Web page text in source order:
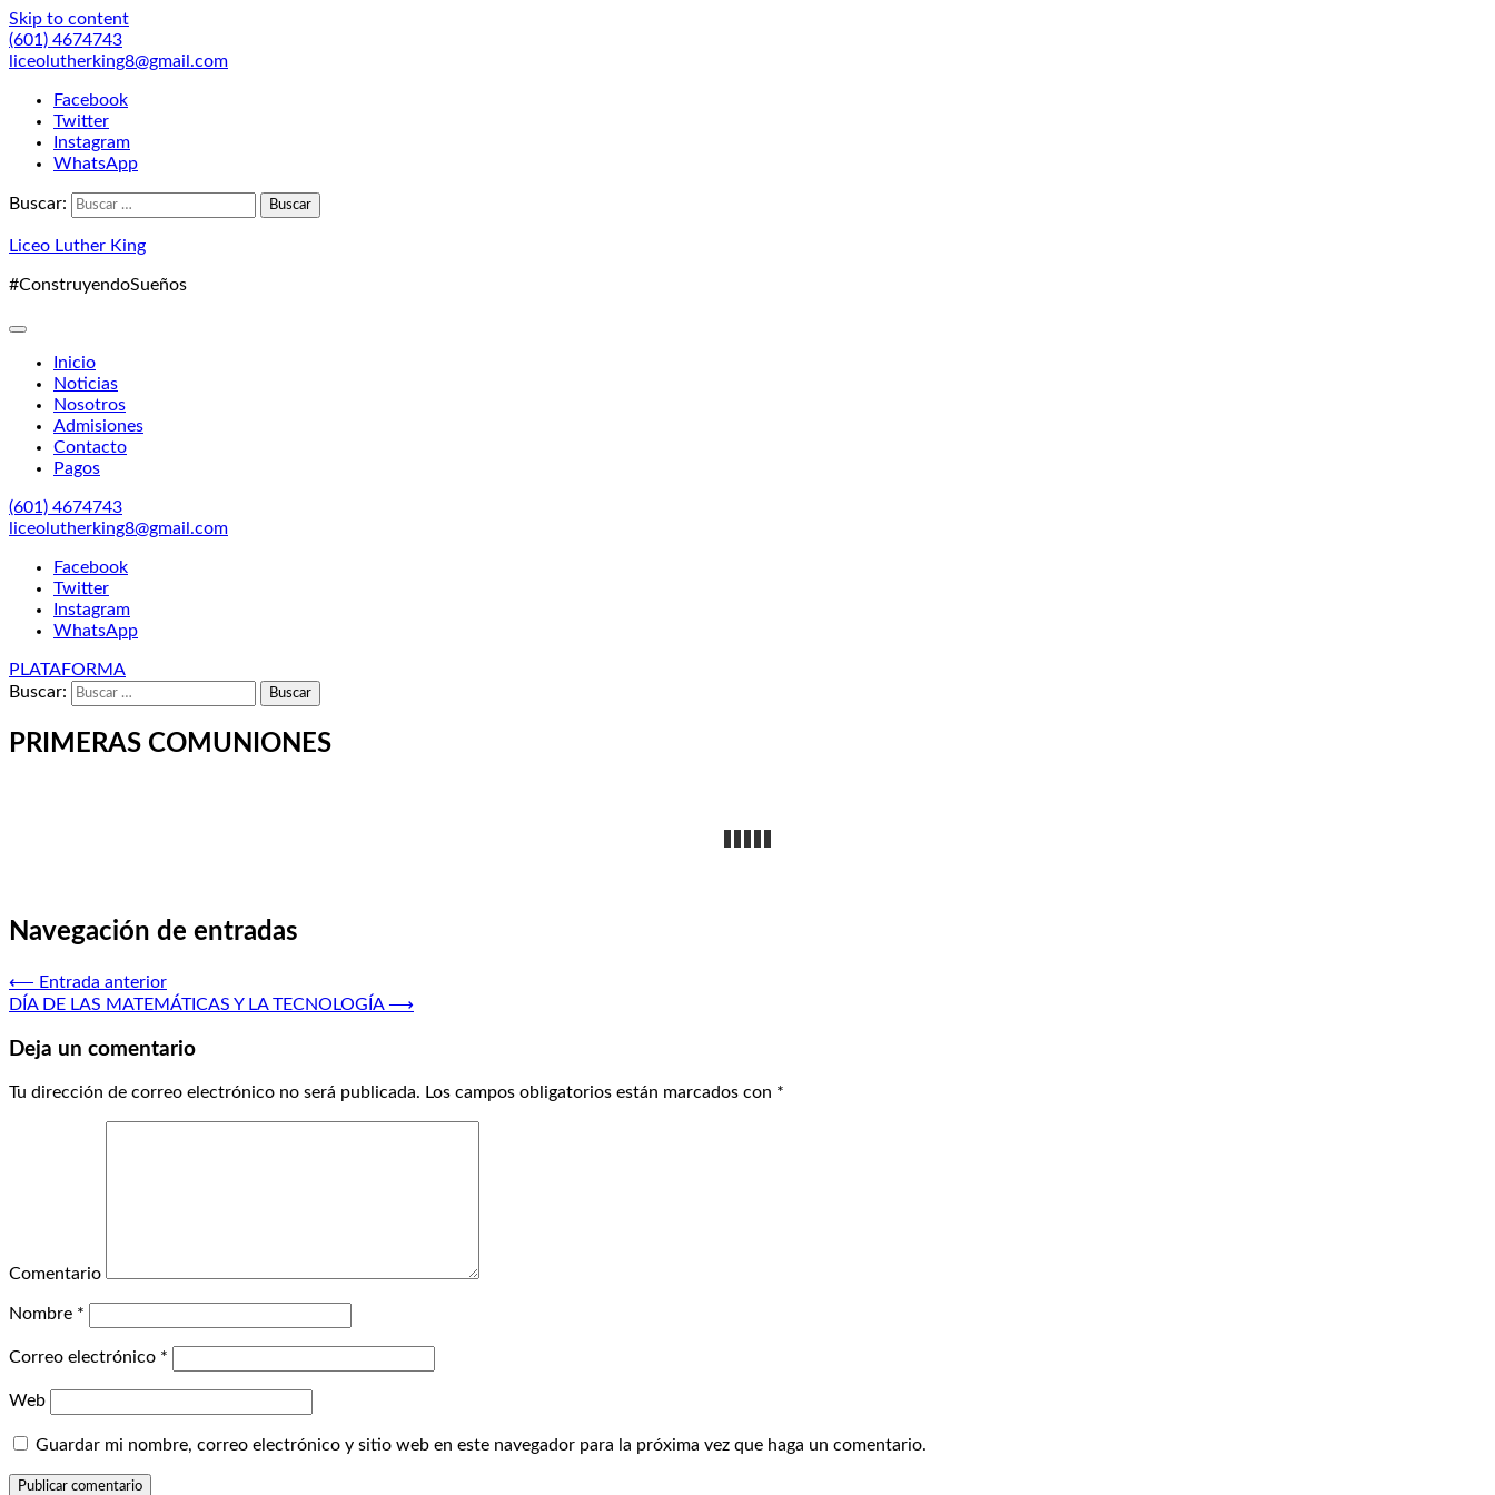
Skip to content
(601) 4674743
liceolutherking8@gmail.com
Facebook
Twitter
Instagram
WhatsApp
Buscar:
Liceo Luther King
#ConstruyendoSueños
Inicio
Noticias
Nosotros
Admisiones
Contacto
Pagos
(601) 4674743
liceolutherking8@gmail.com
Facebook
Twitter
Instagram
WhatsApp
PLATAFORMA
Buscar:
PRIMERAS COMUNIONES
Navegación de entradas
⟵ Entrada anterior
DÍA DE LAS MATEMÁTICAS Y LA TECNOLOGÍA ⟶
Deja un comentario
Tu dirección de correo electrónico no será publicada. Los campos obligatorios están marcados con *
Comentario
Nombre *
Correo electrónico *
Web
Guardar mi nombre, correo electrónico y sitio web en este navegador para la próxima vez que haga un comentario.